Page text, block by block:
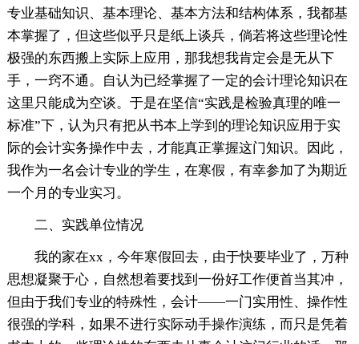
专业基础知识、基本理论、基本方法和结构体系，我都基
本掌握了，但这些似乎只是纸上谈兵，倘若将这些理论性
极强的东西搬上实际上应用，那我想我肯定会是无从下
手，一窍不通。自认为已经掌握了一定的会计理论知识在
这里只能成为空谈。于是在坚信“实践是检验真理的唯一
标准”下，认为只有把从书本上学到的理论知识应用于实
际的会计实务操作中去，才能真正掌握这门知识。因此，
我作为一名会计专业的学生，在寒假，有幸参加了为期近
一个月的专业实习。
二、实践单位情况
我的家在xx，今年寒假回去，由于快要毕业了，万种
思想凝聚于心，自然想着要找到一份好工作便首当其冲，
但由于我们专业的特殊性，会计——一门实用性、操作性
很强的学科，如果不进行实际动手操作演练，而只是凭着